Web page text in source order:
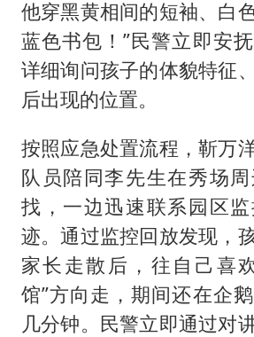
他穿黑黄相间的短袖、白
蓝色书包！”民警立即安
详细询问孩子的体貌特征
后出现的位置。
按照应急处置流程，靳万
队员陪同李先生在秀场
找，一边迅速联系园区
迹。通过监控回放发现，
家长走散后，往自己喜
馆”方向走，期间还在企
几分钟。民警立即通过对